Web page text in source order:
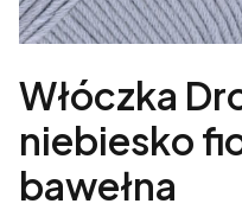
Włóczka
niebiesko
bawełna